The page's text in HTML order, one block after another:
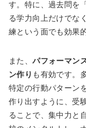
す。特に、過去問を
る学力向上だけでな
練という面でも効果
また、パフォーマン
ン作り も有効です。
特定の行動パターン
作り出すように、受
ることで、集中力と